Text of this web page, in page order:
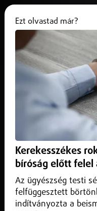
Belföld
Ezt olvastad már?
Kerekesszékes
bíróság előtt felel
Az ügyészség testi
felfüggesztett
indítványozta a